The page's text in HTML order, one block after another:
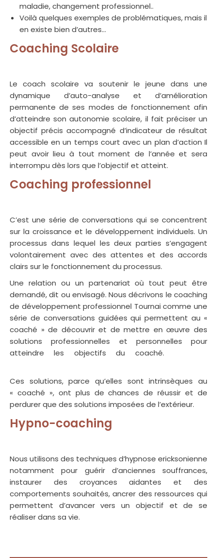
maladie, changement professionnel..
Voilà quelques exemples de problématiques, mais il
en existe bien d’autres…
Coaching Scolaire
Le coach scolaire va soutenir le jeune dans une
dynamique d’auto-analyse et d’amélioration
permanente de ses modes de fonctionnement afin
d’atteindre son autonomie scolaire, il fait préciser un
objectif précis accompagné d’indicateur de résultat
accessible en un temps court avec un plan d’action Il
peut avoir lieu à tout moment de l’année et sera
interrompu dès lors que l’objectif et atteint.
Coaching professionnel
C’est une série de conversations qui se concentrent
sur la croissance et le développement individuels. Un
processus dans lequel les deux parties s’engagent
volontairement avec des attentes et des accords
clairs sur le fonctionnement du processus.
Une relation ou un partenariat où tout peut être
demandé, dit ou envisagé. Nous décrivons le coaching
de développement professionnel Tournai comme une
série de conversations guidées qui permettent au «
coaché » de découvrir et de mettre en œuvre des
solutions professionnelles et personnelles pour
atteindre les objectifs du coaché.
Ces solutions, parce qu’elles sont intrinsèques au
« coaché », ont plus de chances de réussir et de
perdurer que des solutions imposées de l’extérieur.
Hypno-coaching
Nous utilisons des techniques d’hypnose ericksonienne
notamment pour guérir d’anciennes souffrances,
instaurer des croyances aidantes et des
comportements souhaités, ancrer des ressources qui
permettent d’avancer vers un objectif et de se
réaliser dans sa vie.